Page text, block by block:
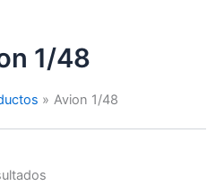
1/48
Avion 1/48